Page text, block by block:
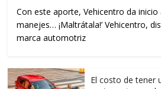
Con este aporte, Vehicentro da inicio
manejes… ¡Maltrátala!’ Vehicentro,
marca automotriz
El costo de tener